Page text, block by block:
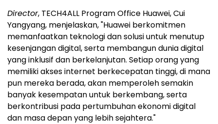
Director, TECH4ALL Program Office Huawei, Cui
Yangyang, menjelaskan, "Huawei berkomitmen
memanfaatkan teknologi dan solusi untuk menutup
kesenjangan digital, serta membangun dunia digital
yang inklusif dan berkelanjutan. Setiap orang yang
memiliki akses internet berkecepatan tinggi, di mana
pun mereka berada, akan memperoleh semakin
banyak kesempatan untuk berkembang, serta
berkontribusi pada pertumbuhan ekonomi digital
dan masa depan yang lebih sejahtera."